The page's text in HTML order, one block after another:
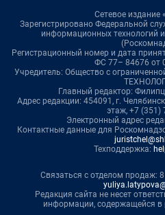
Сетевое издание
Зарегистрировано Федеральной
информационных технологий
Регистрационный номер и дата
ФС 77– 84676 от
Учредитель: Общество с
Главный редактор:
Адрес редакции: 454091, г.
этаж, +7 (351)
Электронный адрес
Контактные данные для
Техподдержка:
Связаться с отделом продаж:
Редакция сайта не несет
информации, содержащейся в